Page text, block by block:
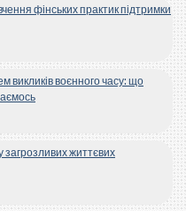
фінських практик підтримки
викликів воєнного часу: що
життєвих